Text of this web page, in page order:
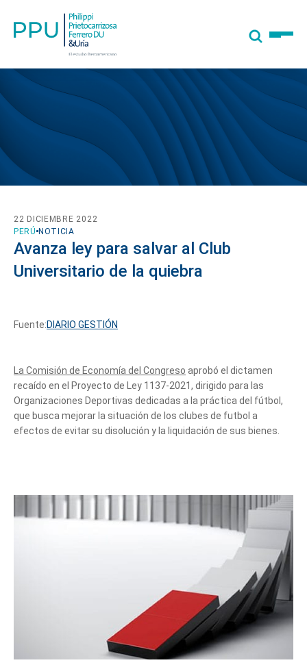
PERÚ NOTICIA
22 DICIEMBRE 2022
Avanza ley para salvar al Club
Universitario de la quiebra
Fuente:DIARIO GESTIÓN
La Comisión de Economía del Congreso aprobó el dictamen
recaído en el Proyecto de Ley 1137-2021, dirigido para las
Organizaciones Deportivas dedicadas a la práctica del fútbol,
que busca mejorar la situación de los clubes de futbol a
efectos de evitar su disolución y la liquidación de sus bienes.